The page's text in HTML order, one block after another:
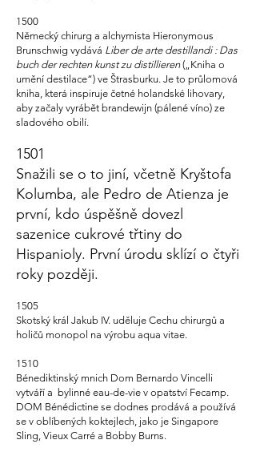
1500
Německý chirurg a alchymista Hieronymous
Brunschwig vydává Liber de arte destillandi : Das
buch der rechten kunst zu distillieren(„Kniha o
umění destilace“) ve Štrasburku. Je to průlomová
kniha, která inspiruje četné holandské lihovary,
aby začaly vyrábět brandewijn (pálené víno) ze
sladového obilí.
1501
Snažili se o to jiní, včetně Kryštofa
Kolumba, ale Pedro de Atienza je
první, kdo úspěšně dovezl
sazenice cukrové třtiny do
Hispanioly. První úrodu sklízí o čtyři
roky později.
1505
Skotský král Jakub IV. uděluje Cechu chirurgů a
holičů monopol na výrobu aqua vitae.
1510
Bénediktinský mnich Dom Bernardo Vincelli
vytváří a bylinné eau-de-vie v opatství Fecamp.
DOM Bénédictine se dodnes prodává a používá
se v oblíbených koktejlech, jako je Singapore
Sling, Vieux Carré a Bobby Burns.